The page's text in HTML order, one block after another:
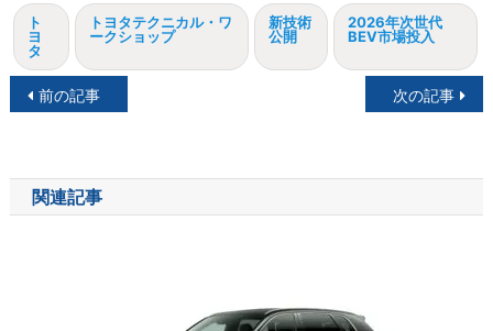
ト
ヨ
タ
トヨタテクニカル・ワ
ークショップ
新技術
公開
2026年次世代
BEV市場投入
投
ナ
ビ
前の記事 次の記事
関連記事